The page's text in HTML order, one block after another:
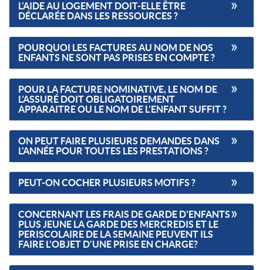
L'AIDE AU LOGEMENT DOIT-ELLE ÊTRE
DÉCLARÉE DANS LES RESSOURCES ?
POURQUOI LES FACTURES AU NOM DE NOS
ENFANTS NE SONT PAS PRISES EN COMPTE ?
POUR LA FACTURE NOMINATIVE, LE NOM DE
L'ASSURÉ DOIT OBLIGATOIREMENT
APPARAITRE OU LE NOM DE L'ENFANT SUFFIT ?
ON PEUT FAIRE PLUSIEURS DEMANDES DANS
L'ANNÉE POUR TOUTES LES PRESTATIONS ?
PEUT-ON COCHER PLUSIEURS MOTIFS ?
CONCERNANT LES FRAIS DE GARDE D'ENFANTS
PLUS JEUNE LA GARDE DES MERCREDIS ET LE
PERISCOLAIRE DE LA SEMAINE PEUVENT ILS
FAIRE L'OBJET D'UNE PRISE EN CHARGE?